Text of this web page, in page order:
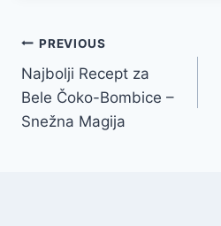
Post
navigation
PREVIOUS
Najbolji Recept za
Bele Čoko-Bombice –
Snežna Magija